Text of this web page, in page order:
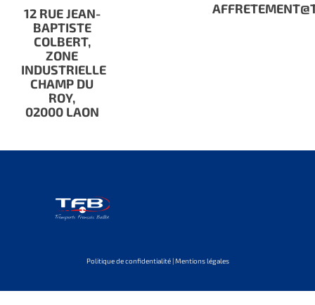
12 RUE JEAN-
BAPTISTE
COLBERT,
ZONE
INDUSTRIELLE
CHAMP DU
ROY,
02000 LAON
Politique de confidentialité | Mentions légales